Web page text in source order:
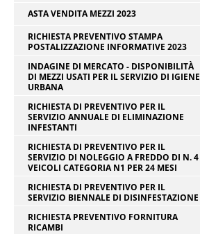
ASTA VENDITA MEZZI 2023
RICHIESTA PREVENTIVO STAMPA
POSTALIZZAZIONE INFORMATIVE 2023
INDAGINE DI MERCATO - DISPONIBILITÀ
DI MEZZI USATI PER IL SERVIZIO DI IGIENE
URBANA
RICHIESTA DI PREVENTIVO PER IL
SERVIZIO ANNUALE DI ELIMINAZIONE
INFESTANTI
RICHIESTA DI PREVENTIVO PER IL
SERVIZIO DI NOLEGGIO A FREDDO DI N. 4
VEICOLI CATEGORIA N1 PER 24 MESI
RICHIESTA DI PREVENTIVO PER IL
SERVIZIO BIENNALE DI DISINFESTAZIONE
RICHIESTA PREVENTIVO FORNITURA
RICAMBI